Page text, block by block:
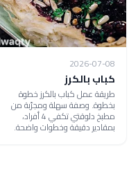
2026-07-08
كباب بالكرز
طريقة عمل كباب بالكرز خطوة
بخطوة. وصفة سهلة ومجرّبة من
مطبخ دلوقتي تكفي 4 أفراد،
بمقادير دقيقة وخطوات واضحة.